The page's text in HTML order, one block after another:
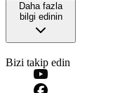
Daha fazla
bilgi edinin
Bizi takip edin